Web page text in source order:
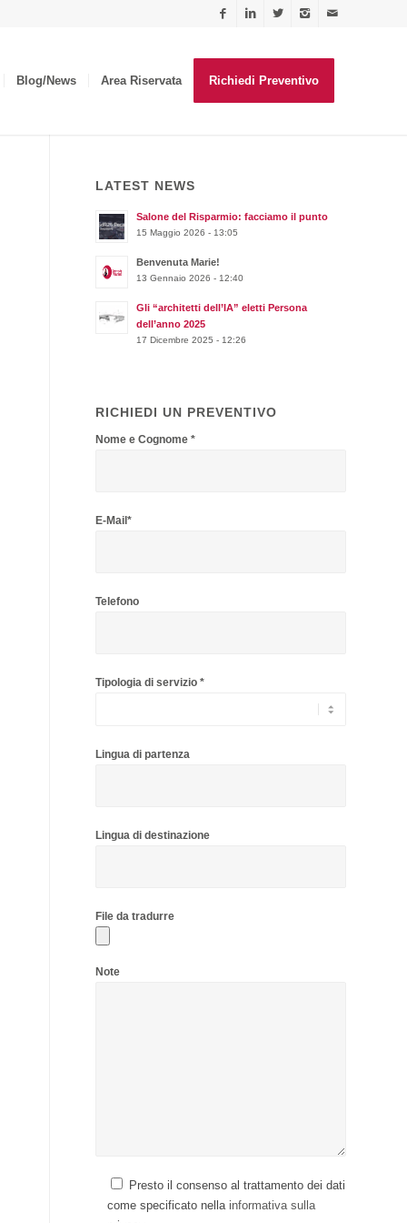
Blog/News Area Riservata Richiedi Preventivo
LATEST NEWS
Salone del Risparmio: facciamo il punto
15 Maggio 2026 - 13:05
Benvenuta Marie!
13 Gennaio 2026 - 12:40
Gli “architetti dell’IA” eletti Persona
dell’anno 2025
17 Dicembre 2025 - 12:26
RICHIEDI UN PREVENTIVO
Nome e Cognome *
E-Mail*
Telefono
Tipologia di servizio *
Lingua di partenza
Lingua di destinazione
File da tradurre
Note
Presto il consenso al trattamento dei dati
come specificato nella informativa sulla